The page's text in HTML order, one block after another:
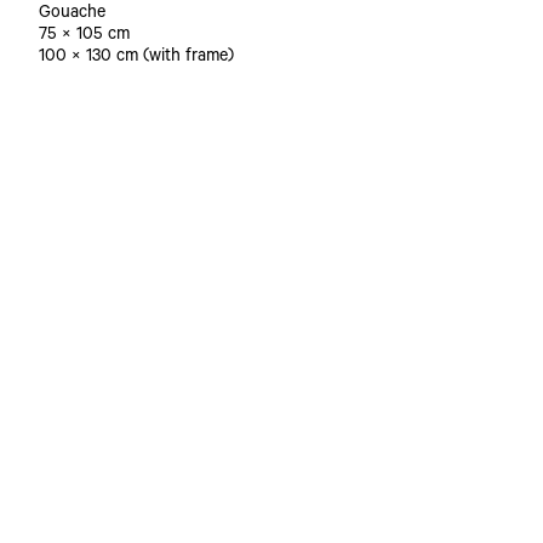
Gouache
75 × 105 cm
100 × 130 cm (with frame)